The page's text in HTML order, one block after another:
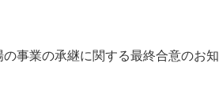
事業の承継に関する最終合意のお知